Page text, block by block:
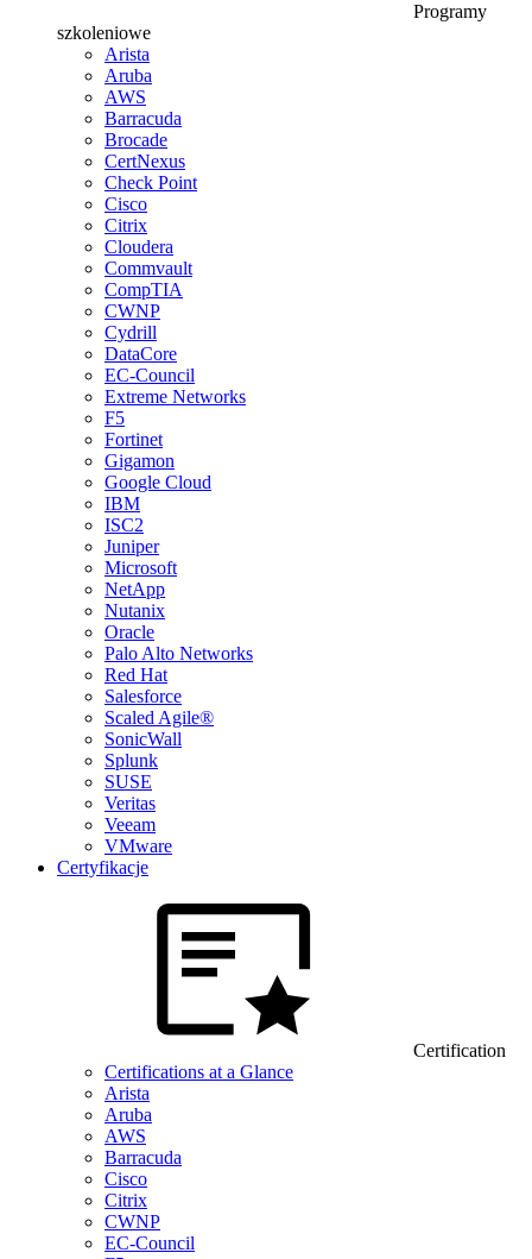
Programy
szkoleniowe
Arista
Aruba
AWS
Barracuda
Brocade
CertNexus
Check Point
Cisco
Citrix
Cloudera
Commvault
CompTIA
CWNP
Cydrill
DataCore
EC-Council
Extreme Networks
F5
Fortinet
Gigamon
Google Cloud
IBM
ISC2
Juniper
Microsoft
NetApp
Nutanix
Oracle
Palo Alto Networks
Red Hat
Salesforce
Scaled Agile®
SonicWall
Splunk
SUSE
Veritas
Veeam
VMware
Certyfikacje
Certification
Certifications at a Glance
Arista
Aruba
AWS
Barracuda
Cisco
Citrix
CWNP
EC-Council